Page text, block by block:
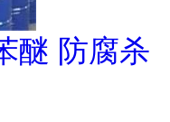
醚 防腐杀